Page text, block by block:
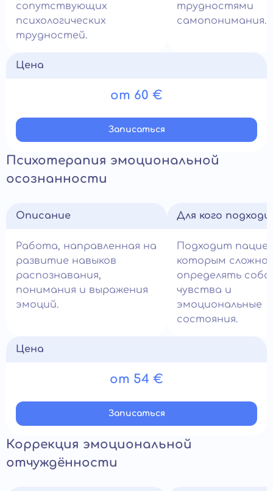
сопутствующих
психологических
трудностей.
трудностями
самопонимания.
Цена
от 60 €
Записатьcя
Психотерапия эмоциональной
осознанности
Описание
Работа, направленная на
развитие навыков
распознавания,
понимания и выражения
эмоций.
Для кого
Подходит
которым сложно
определять
чувства и
эмоциональные
состояния.
Цена
от 54 €
Записатьcя
Коррекция эмоциональной
отчуждённости